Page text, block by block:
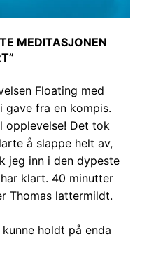
MEDITASJONEN
Floating med
gave fra en kompis.
opplevelse! Det tok
å slappe helt av,
jeg inn i den dypeste
klart. 40 minutter
Thomas lattermildt.
holdt på enda